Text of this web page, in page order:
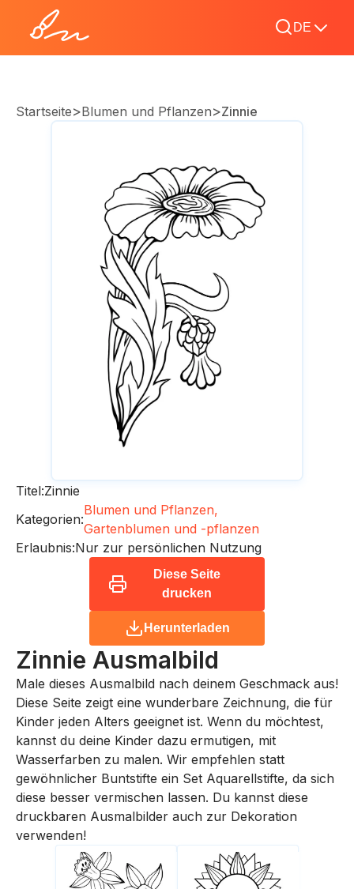
DE
Startseite>Blumen und Pflanzen>Zinnie
Titel:Zinnie
Kategorien:
Blumen und Pflanzen,
Gartenblumen und -pflanzen
Erlaubnis:Nur zur persönlichen Nutzung
Diese Seite
drucken
Herunterladen
Zinnie Ausmalbild
Male dieses Ausmalbild nach deinem Geschmack aus!
Diese Seite zeigt eine wunderbare Zeichnung, die für
Kinder jeden Alters geeignet ist. Wenn du möchtest,
kannst du deine Kinder dazu ermutigen, mit
Wasserfarben zu malen. Wir empfehlen statt
gewöhnlicher Buntstifte ein Set Aquarellstifte, da sich
diese besser vermischen lassen. Du kannst diese
druckbaren Ausmalbilder auch zur Dekoration
verwenden!